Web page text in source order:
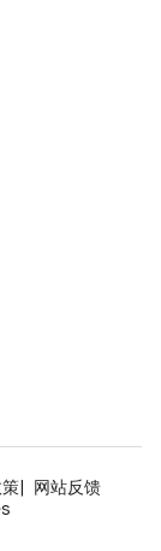
网站反馈